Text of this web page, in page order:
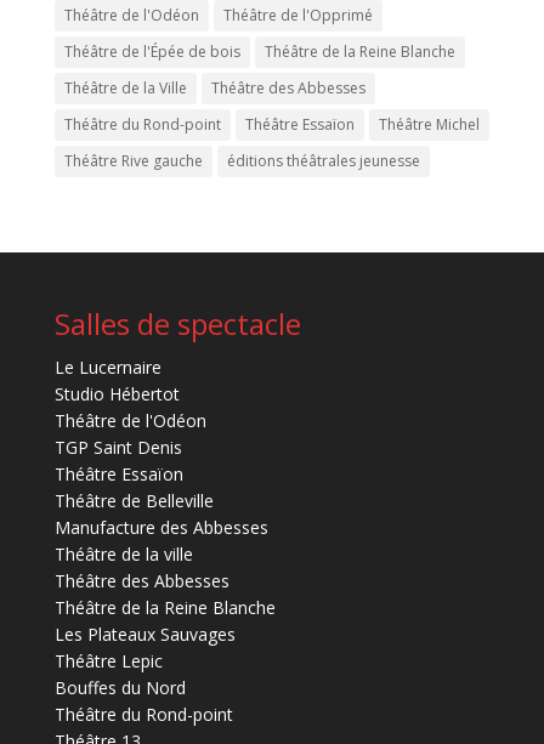
Théâtre de l'Odéon
Théâtre de l'Opprimé
Théâtre de l'Épée de bois
Théâtre de la Reine Blanche
Théâtre de la Ville
Théâtre des Abbesses
Théâtre du Rond-point
Théâtre Essaïon
Théâtre Michel
Théâtre Rive gauche
éditions théâtrales jeunesse
Salles de spectacle
Le Lucernaire
Studio Hébertot
Théâtre de l'Odéon
TGP Saint Denis
Théâtre Essaïon
Théâtre de Belleville
Manufacture des Abbesses
Théâtre de la ville
Théâtre des Abbesses
Théâtre de la Reine Blanche
Les Plateaux Sauvages
Théâtre Lepic
Bouffes du Nord
Théâtre du Rond-point